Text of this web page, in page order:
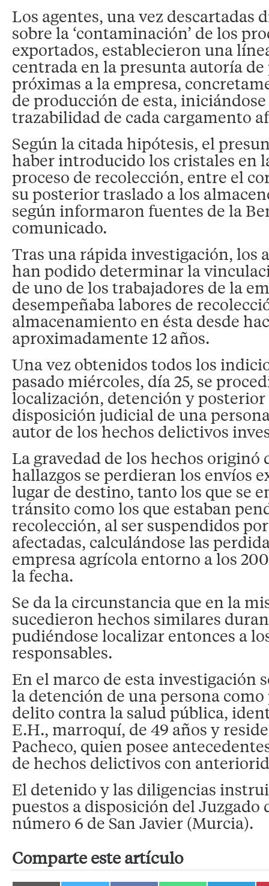
Los agentes, una vez descartadas
sobre la ‘contaminación’ de los
exportados, establecieron una
centrada en la presunta autoría de
próximas a la empresa,
de producción de esta,
trazabilidad de cada cargamento
Según la citada hipótesis, el
haber introducido los cristales en
proceso de recolección, entre el
su posterior traslado a los
según informaron fuentes de la
comunicado.
Tras una rápida investigación, los
han podido determinar la
de uno de los trabajadores de la
desempeñaba labores de
almacenamiento en ésta desde
aproximadamente 12 años.
Una vez obtenidos todos los
pasado miércoles, día 25, se
localización, detención y posterior
disposición judicial de una
autor de los hechos delictivos
La gravedad de los hechos originó
hallazgos se perdieran los envíos
lugar de destino, tanto los que se
tránsito como los que estaban
recolección, al ser suspendidos
afectadas, calculándose las
empresa agrícola entorno a los
la fecha.
Se da la circunstancia que en la
sucedieron hechos similares
pudiéndose localizar entonces a
responsables.
En el marco de esta investigación
la detención de una persona
delito contra la salud pública,
E.H., marroquí, de 49 años y
Pacheco, quien posee
de hechos delictivos con
El detenido y las diligencias
puestos a disposición del
número 6 de San Javier (Murcia).
Comparte este artículo